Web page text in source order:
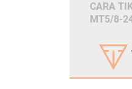
CARA
MT5/8-